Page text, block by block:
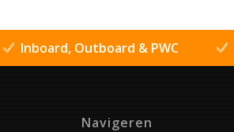
Inboard, Outboard & PWC
Navigeren